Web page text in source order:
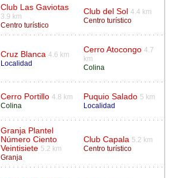
Club Las Gaviotas
3.9 km
Centro turístico
Club del Sol 4.4 km
Centro turístico
Cruz Blanca 4.6 km
Localidad
Cerro Atocongo 4.7
km
Colina
Cerro Portillo 4.8 km
Colina
Puquio Salado 5 km
Localidad
Granja Plantel
Número Ciento
Veintisiete 5.2 km
Granja
Club Capala 5.2 km
Centro turístico